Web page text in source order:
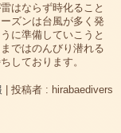
はならず時化ること
ズンは台風が多く発
に準備していこうと
ではのんびり潜れる
しております。
投稿者 : hirabaedivers